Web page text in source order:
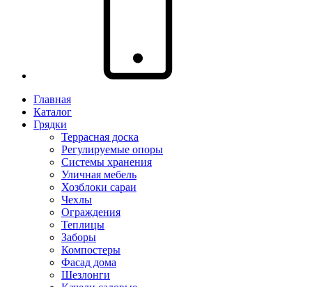
Главная
Каталог
Грядки
Террасная доска
Регулируемые опоры
Системы хранения
Уличная мебель
Хозблоки сараи
Чехлы
Ограждения
Теплицы
Заборы
Компостеры
Фасад дома
Шезлонги